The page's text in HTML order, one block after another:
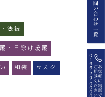
法被
・日除け暖簾
和装 マスク